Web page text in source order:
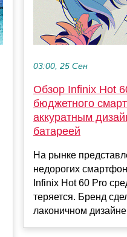
03:00, 25 Сен
Обзор Infinix Hot
бюджетного
аккуратным
батареей
На рынке
недорогих
Infinix Hot 60 Pro
теряется. Бренд
лаконичном дизайне